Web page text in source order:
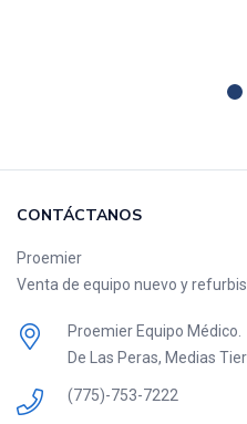
CONTÁCTANOS
Proemier
Venta de equipo nuevo y
Proemier Equipo Médico.
De Las Peras, Medias
(775)-753-7222